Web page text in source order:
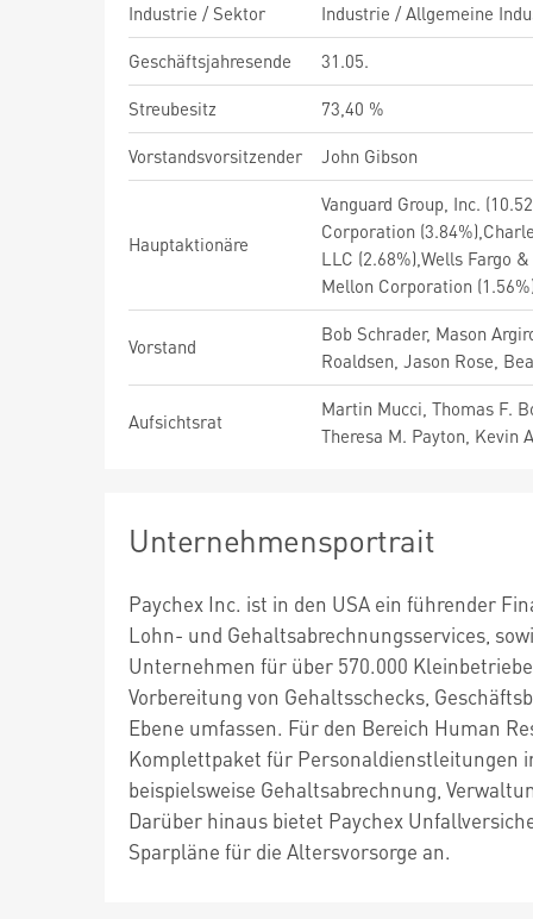
Industrie / Sektor
Industrie / Allgemeine
Geschäftsjahresende
31.05.
Streubesitz
73,40 %
Vorstandsvorsitzender
John Gibson
Hauptaktionäre
Vanguard Group, Inc.
Corporation
LLC (2.68%),Wells Fargo
Mellon Corporation
Vorstand
Bob Schrader, Mason
Roaldsen, Jason Rose,
Aufsichtsrat
Martin Mucci, Thomas F.
Theresa M. Payton, Kevin
Unternehmensportrait
Paychex Inc. ist in den USA ein führender
Lohn- und Gehaltsabrechnungsservices,
Unternehmen für über 570.000
Vorbereitung von Gehaltsschecks,
Ebene umfassen. Für den Bereich Human
Komplettpaket für Personaldienstleitungen
beispielsweise Gehaltsabrechnung,
Darüber hinaus bietet Paychex
Sparpläne für die Altersvorsorge an.